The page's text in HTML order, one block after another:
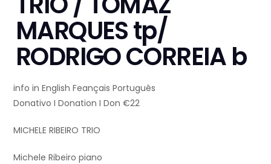
MARQUES tp/
RODRIGO CORREIA b
info in English Feançais Português
Donativo I Donation I Don €22
MICHELE RIBEIRO TRIO
Michele Ribeiro piano